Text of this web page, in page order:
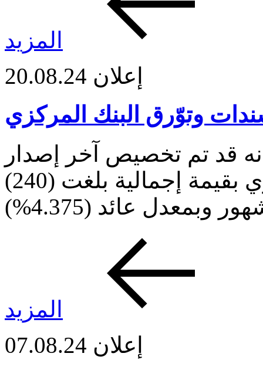
المزيد
20.08.24 إعلان
وتوّرق البنك المركزي
قد تم تخصيص آخر إصدار
لسندات وتوّرق البنك المركزي بقيمة إجمالية بلغت (240)
المزيد
07.08.24 إعلان